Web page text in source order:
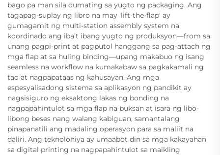
bago pa man sila dumating sa yugto ng packaging. Ang
tagapag-suplay ng libro na may 'lift-the-flap' ay
gumagamit ng multi-station assembly system na
koordinado ang iba’t ibang yugto ng produksyon—from sa
unang pagpi-print at pagputol hanggang sa pag-attach ng
mga flap at sa huling binding—upang makabuo ng isang
seamless na workflow na kumakabaw sa pagkakamali ng
tao at nagpapataas ng kahusayan. Ang mga
espesyalisadong sistema sa aplikasyon ng pandikit ay
nagsisiguro ng eksaktong lakas ng bonding na
nagpapahintulot sa mga flap na buksan at isara ng libo-
libong beses nang walang kabiguan, samantalang
pinapanatili ang madaling operasyon para sa maliit na
daliri. Ang teknolohiya ay umaabot din sa mga kakayahan
sa digital printing na nagpapahintulot sa maikling